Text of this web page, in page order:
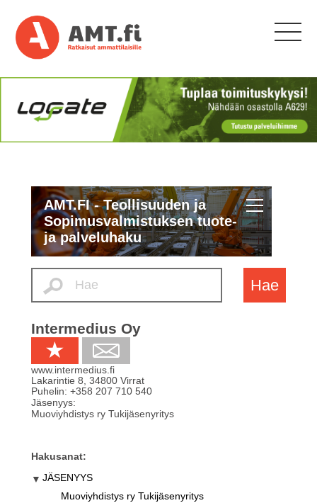
AMT.FI - Teollisuuden ja
Sopimusvalmistuksen tuote-
ja palveluhaku
Hae
Intermedius Oy
www.intermedius.fi
Lakarintie 8 34800 Virrat
Puhelin: +358 207 710 540
Jäsenyys:
Muoviyhdistys ry Tukijäsenyritys
Hakusanat:
JÄSENYYS
Muoviyhdistys ry Tukijäsenyritys